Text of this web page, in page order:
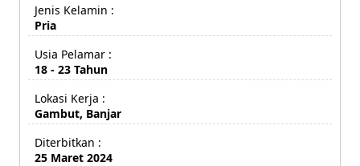
Jenis Kelamin :
Pria
Usia Pelamar :
18 - 23 Tahun
Lokasi Kerja :
Gambut, Banjar
Diterbitkan :
25 Maret 2024